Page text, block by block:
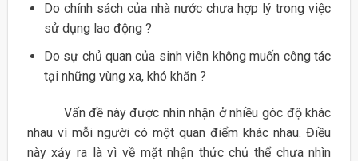
Do chính sách của nhà nước chưa hợp lý trong việc
sử dụng lao động ?
Do sự chủ quan của sinh viên không muốn công tác
tại những vùng xa, khó khăn ?
Vấn đề này được nhìn nhận ở nhiều góc độ khác
nhau vì mỗi người có một quan điểm khác nhau. Điều
này xảy ra là vì về mặt nhận thức chủ thể chưa nhìn